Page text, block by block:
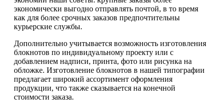
экономически выгодно отправлять почтой, в то время
как для более срочных заказов предпочтительны
курьерские службы.
Дополнительно учитывается возможность изготовления
блокнотов по индивидуальному проекту или с
добавлением надписи, принта, фото или рисунка на
обложке. Изготовление блокнотов в нашей типографии
предлагает широкий ассортимент оформления
продукции, что также сказывается на конечной
стоимости заказа.